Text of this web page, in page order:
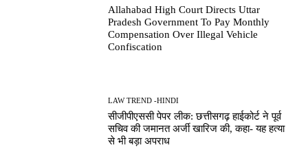
Allahabad High Court Directs Uttar
Pradesh Government To Pay Monthly
Compensation Over Illegal Vehicle
Confiscation
LAW TREND -HINDI
सीजीपीएससी पेपर लीक: छत्तीसगढ़ हाईकोर्ट ने पूर्व
सचिव की जमानत अर्जी खारिज की, कहा- यह हत्या
से भी बड़ा अपराध